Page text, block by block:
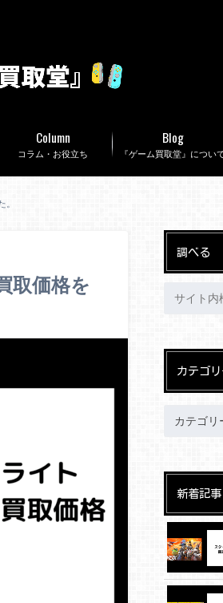
コラム・お役立ち
Column
『ゲーム買取堂』につい
Blog
取価格を
調べる
カテゴリ
新着記事